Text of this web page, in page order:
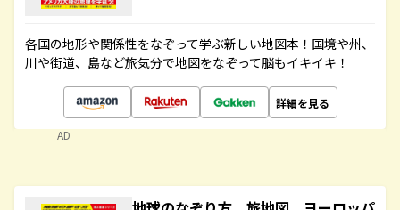
各国の地形や関係性をなぞって学ぶ新しい地図本！国境や州、
川や街道、島など旅気分で地図をなぞって脳もイキイキ！
詳細を見る
AD